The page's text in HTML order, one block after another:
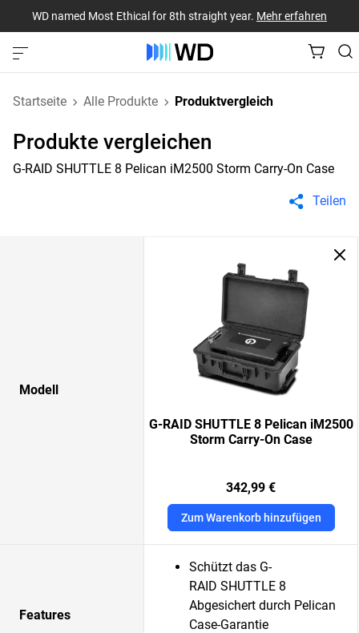
WD named Most Ethical for 8th straight year. Mehr erfahren
Startseite Alle Produkte Produktvergleich
Produkte vergleichen
G-RAID SHUTTLE 8 Pelican iM2500 Storm Carry-On Case
Teilen
Modell
G-RAID SHUTTLE 8 Pelican iM2500
Storm Carry-On Case
342,99 €
Zum Warenkorb hinzufügen
Features
Schützt das G-
RAID SHUTTLE 8
Abgesichert durch Pelican
Case-Garantie